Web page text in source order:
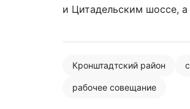
и Цитадельским шоссе,
Кронштадтский район
рабочее совещание